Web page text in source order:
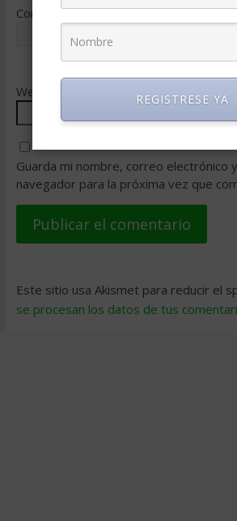
Correo electrónico*
Web
Guarda mi nombre, correo electrónico
navegador para la próxima vez que
Este sitio usa Akismet para reducir el
se procesan los datos de tus
REGISTRESE YA